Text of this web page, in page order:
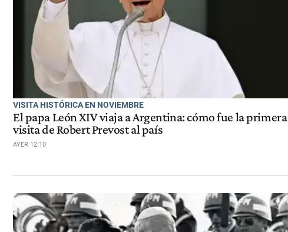
VISITA HISTÓRICA EN NOVIEMBRE
El papa León XIV viaja a Argentina: cómo fue la primera
visita de Robert Prevost al país
AYER 12:10